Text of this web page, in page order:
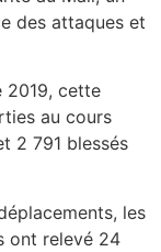
des attaques et
2019, cette
au cours
2 791 blessés
les
ont relevé 24